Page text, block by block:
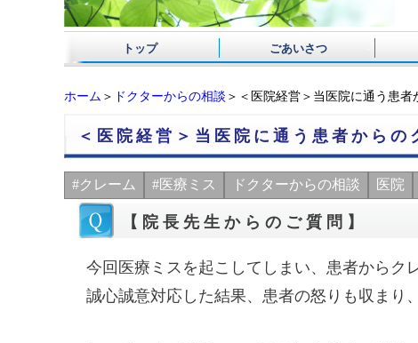
トップ ごあいさつ
ホーム ＞ ドクターからの相談 ＞＜医院経営＞当医院に通う患
＜医院経営＞当医院に通う患者から
#クレーム #医療ミス ドクターからの相談 医院
【院長先生からのご質問】
今回医療ミスを起こしてしまい、患者からク
誠心誠意対応した結果、患者の怒りも収まり